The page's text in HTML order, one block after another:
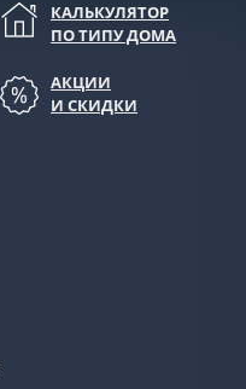
КАЛЬКУЛЯТОР
ПО ТИПУ ДОМА
АКЦИИ
И СКИДКИ